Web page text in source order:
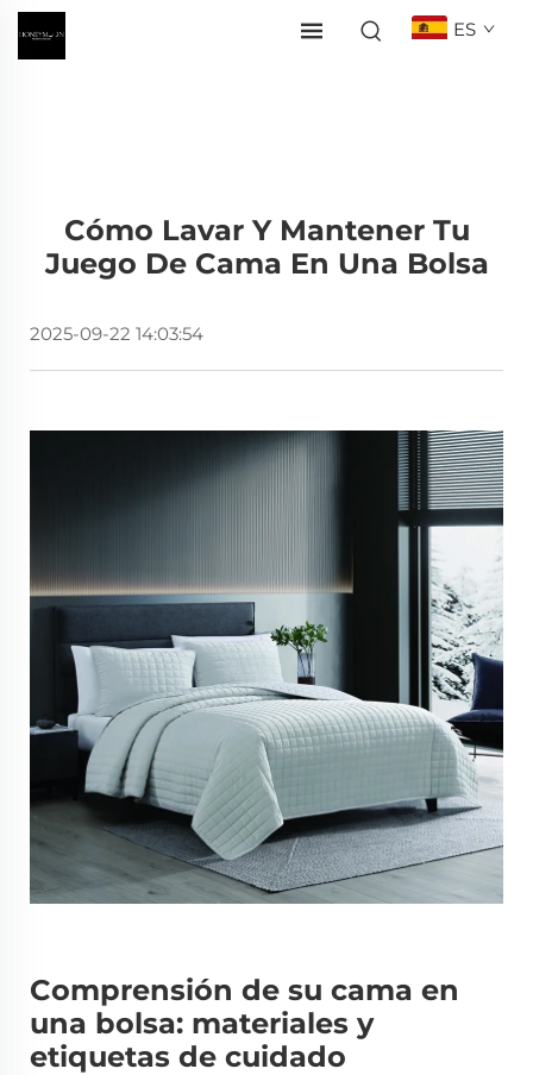
ES
Cómo Lavar Y Mantener Tu
Juego De Cama En Una Bolsa
2025-09-22 14:03:54
Comprensión de su cama en
una bolsa: materiales y
etiquetas de cuidado